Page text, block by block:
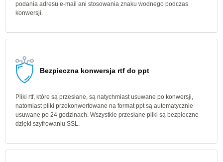
podania adresu e-mail ani stosowania znaku wodnego podczas
konwersji.
Bezpieczna konwersja rtf do ppt
Pliki rtf, które są przesłane, są natychmiast usuwane po konwersji,
natomiast pliki przekonwertowane na format ppt są automatycznie
usuwane po 24 godzinach. Wszystkie przesłane pliki są bezpieczne
dzięki szyfrowaniu SSL.